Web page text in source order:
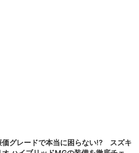
価グレードで本当に困らない!? スズキ